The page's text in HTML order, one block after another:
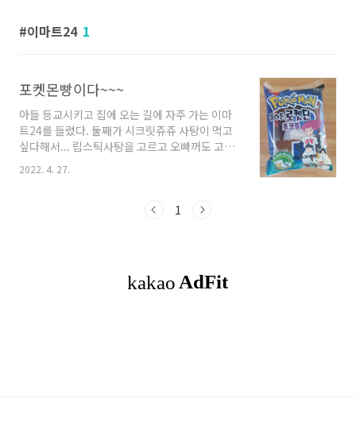
이마트24 1
포켓몬빵이다~~~
아들 등교시키고 집에 오는 길에 자주 가는 이마
트24를 들렀다. 둘째가 시크릿쥬쥬 사탕이 먹고
싶다해서... 립스틱사탕을 고르고 오빠꺼도 고르
라했더니 오빠가 좋아하는 썬칩도 고르고.. 계산
을 하려는데 계산하는 언니가 "혹시 포켓몬빵 좋
래는 예약해서 파는데 어제 포켓몬빵이 하나 더
들어 먹을까?? (어디선 본건 있어서...;;;;) 이랬는
데 빵 있는거 보면 완전 깜놀하겠지???? 우하하
2022. 4. 27.
1